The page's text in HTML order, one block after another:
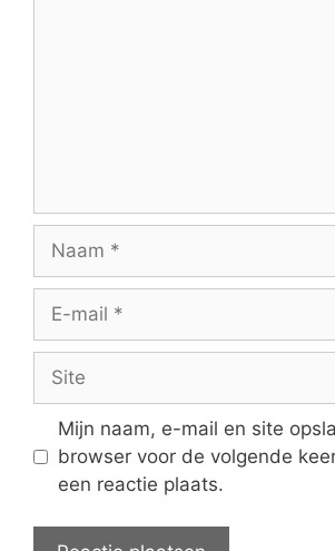
mail
Mijn naam, e-mail en site
browser voor de volgende
een reactie plaats.